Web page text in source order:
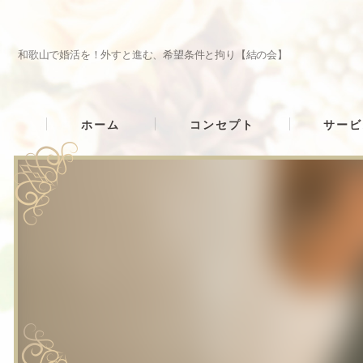
和歌山で婚活を！外すと進む、希望条件と拘り【結の会】
ホーム コンセプト サー